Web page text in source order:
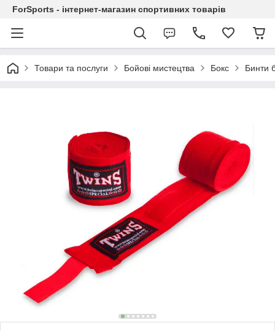
ForSports - інтернет-магазин спортивних товарів
Товари та послуги Бойові мистецтва Бокс Бинти